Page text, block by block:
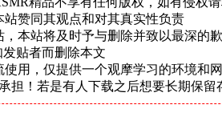
赞同其观点和对其真实性负责
本站将及时予与删除并致以最深的
贴者而删除本文
用，仅提供一个观摩学习的环境和
担！若是有人下载之后想要长期保